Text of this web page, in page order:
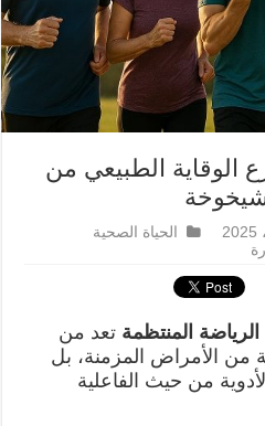
الوقاية الطبيعي من
الحياة الصحية
الرياضة المنتظمة تعد من
من الأمراض المزمنة، بل
من حيث الفاعلية